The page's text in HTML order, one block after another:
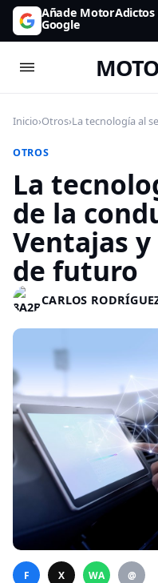
Añade
Google
Inicio›Otros›La tecnología al
OTROS
La
de la
Ventajas
de futuro
CARLOS
F X WA @